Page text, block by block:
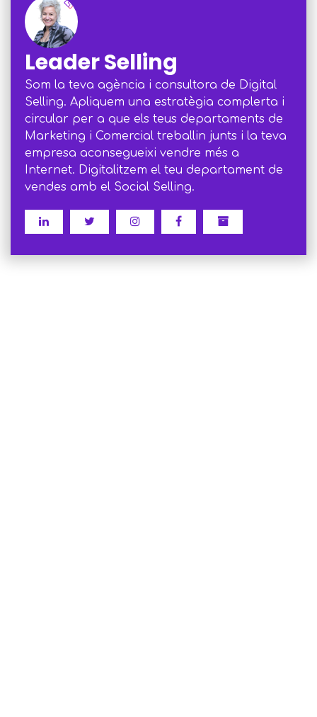
Leader Selling
Som la teva agència i consultora de Digital
Selling. Apliquem una estratègia complerta i
circular per a que els teus departaments de
Marketing i Comercial treballin junts i la teva
empresa aconsegueixi vendre més a
Internet. Digitalitzem el teu departament de
vendes amb el Social Selling.